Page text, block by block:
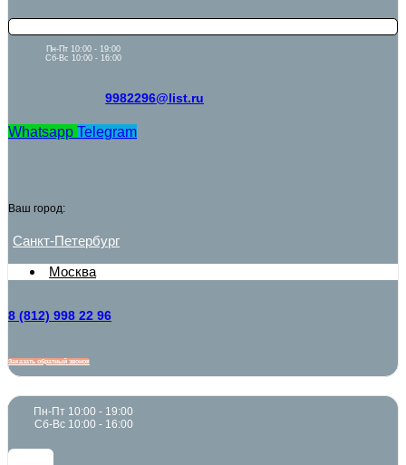
Пн-Пт 10:00 - 19:00
Сб-Вс 10:00 - 16:00
9982296@list.ru
Whatsapp Telegram
Ваш город:
Санкт-Петербург
Москва
8 (812) 998 22 96
Заказать обратный звонок
Пн-Пт 10:00 - 19:00
Сб-Вс 10:00 - 16:00